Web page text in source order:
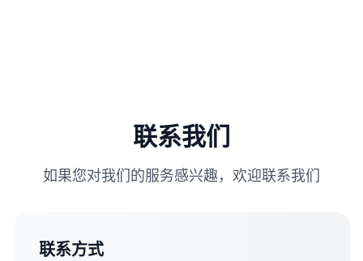
联系我们
如果您对我们的服务感兴趣，欢迎联系我们
联系方式